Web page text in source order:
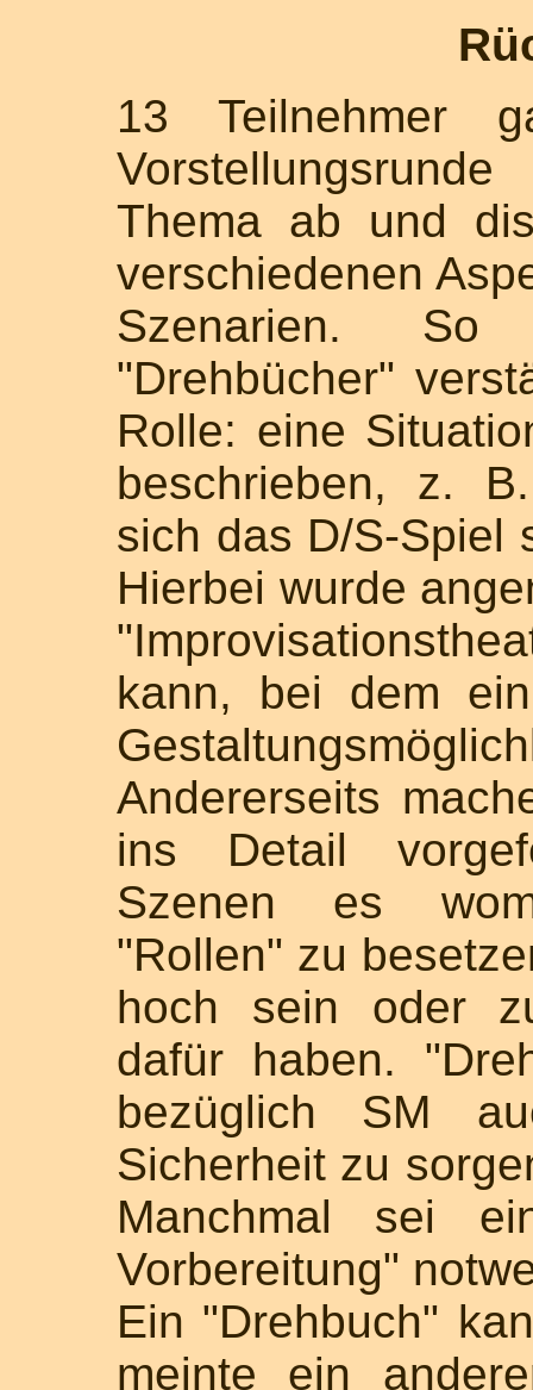
13 Teilnehmer
Thema ab und
verschiedenen
Szenarien. So
"Drehbücher"
Rolle: eine
beschrieben, z.
sich das D/S-Spiel
Hierbei wurde
kann, bei dem
Andererseits
ins Detail
Szenen es
"Rollen" zu
hoch sein oder
dafür haben.
bezüglich SM
Sicherheit zu
Manchmal sei
Vorbereitung"
Ein "Drehbuch"
meinte ein